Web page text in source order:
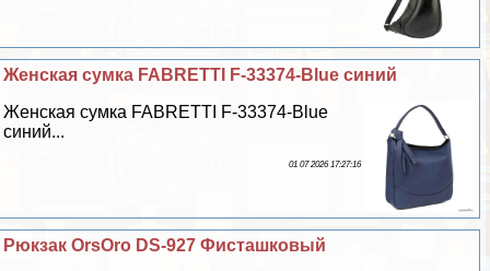
Женская сумка FABRETTI F-33374-Blue синий
Женская сумка FABRETTI F-33374-Blue
синий...
01 07 2026 17:27:16
Рюкзак OrsOro DS-927 Фисташковый